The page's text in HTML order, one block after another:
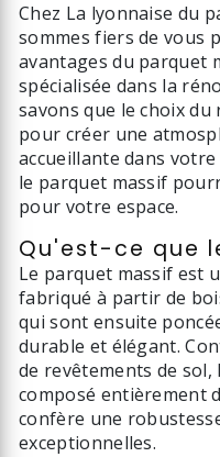
Chez La lyonnaise du
sommes fiers de vous
avantages du parquet
spécialisée dans la
savons que le choix
pour créer une
accueillante dans
le parquet massif
pour votre espace.
Qu'est-ce que
Le parquet massif est
fabriqué à partir de
qui sont ensuite
durable et élégant.
de revêtements de
composé entièrement
confère une
exceptionnelles.